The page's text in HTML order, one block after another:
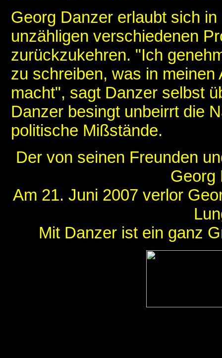
Georg Danzer erlaubt sich
unzähligen verschiedenen
zurückzukehren. "Ich
zu schreiben, was in
macht", sagt Danzer selbst
Danzer besingt unbeirrt die
politische Mißstände.
Der von seinen Freunden
Georg
Am 21. Juni 2007 verlor
Mit Danzer ist ein ganz